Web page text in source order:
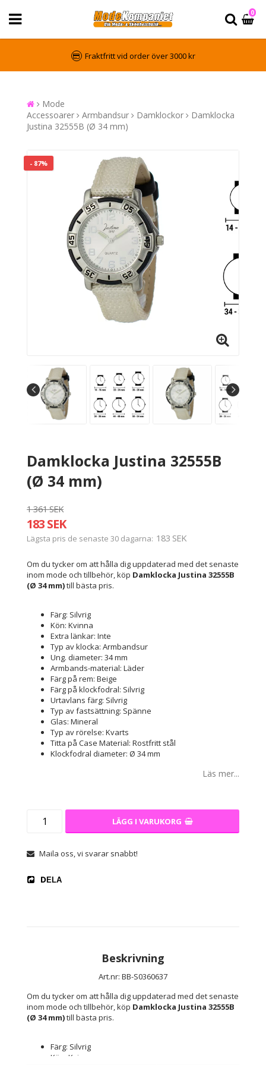
0
Fraktfritt vid order över 3000 kr
Mode
Accessoarer
Armbandsur Damklockor
Damklocka
Justina 32555B (Ø 34 mm)
- 87%
Damklocka Justina 32555B
(Ø 34 mm)
1 361 SEK
183 SEK
Lägsta pris de senaste 30 dagarna 183 SEK
Om du tycker om att hålla dig uppdaterad med det senaste
inom mode och tillbehör, köp Damklocka Justina 32555B
(Ø 34 mm)till bästa pris.
Färg: Silvrig
Kön: Kvinna
Extra länkar: Inte
Typ av klocka: Armbandsur
Ung. diameter: 34 mm
Armbands-material: Läder
Färg på rem: Beige
Färg på klockfodral: Silvrig
Urtavlans färg: Silvrig
Typ av fastsättning: Spänne
Glas: Mineral
Typ av rörelse: Kvarts
Titta på Case Material: Rostfritt stål
Klockfodral diameter: Ø 34 mm
Läs mer...
LÄGG I VARUKORG
Maila oss, vi svarar snabbt!
DELA
Beskrivning
Art.nr: BB-S0360637
Om du tycker om att hålla dig uppdaterad med det senaste
inom mode och tillbehör, köp Damklocka Justina 32555B
(Ø 34 mm) till bästa pris.
Färg: Silvrig
Kön: Kvinna